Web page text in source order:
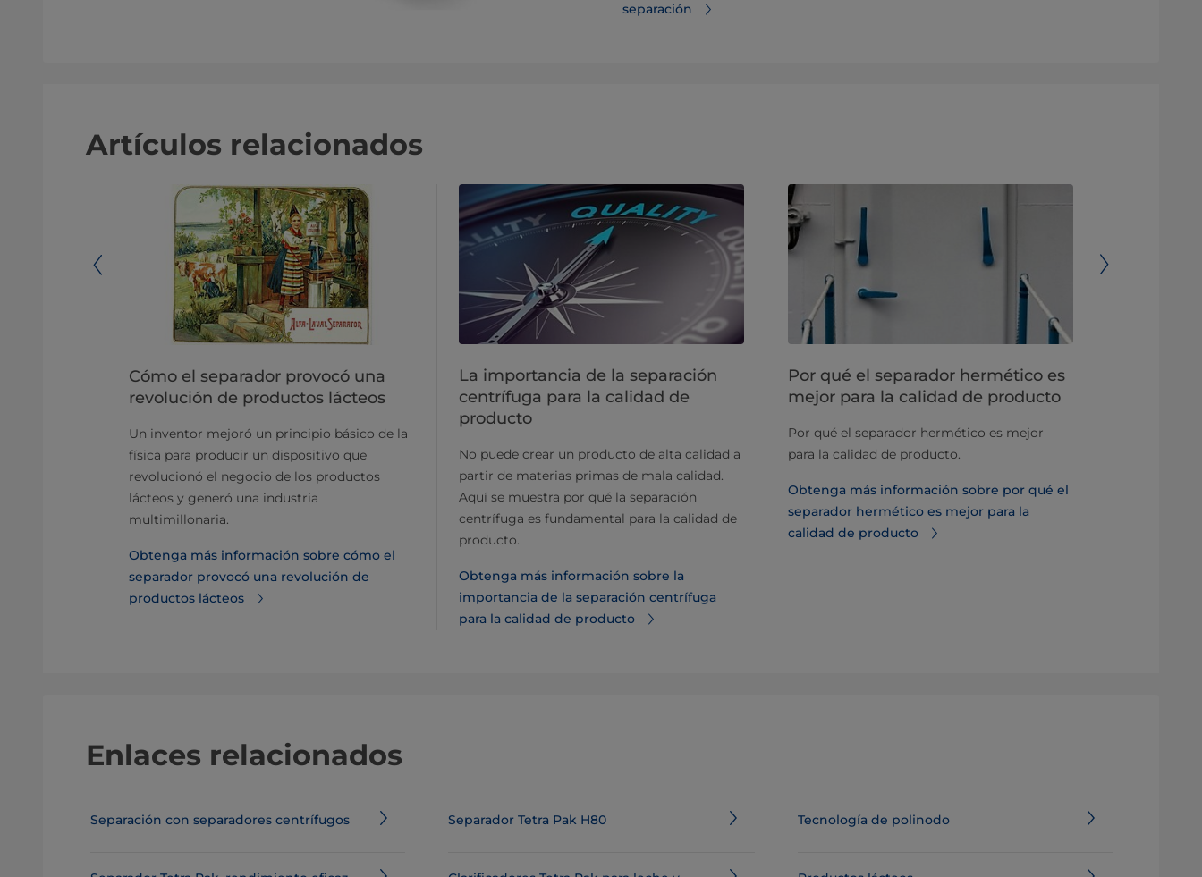
separación
Artículos relacionados
Cómo el separador provocó una
revolución de productos lácteos
Un inventor mejoró un principio básico de la
física para producir un dispositivo que
revolucionó el negocio de los productos
lácteos y generó una industria
multimillonaria.
Obtenga más información sobre cómo el
separador provocó una revolución de
productos lácteos
La importancia de la separación
centrífuga para la calidad de
producto
No puede crear un producto de alta calidad a
partir de materias primas de mala calidad.
Aquí se muestra por qué la separación
centrífuga es fundamental para la calidad de
producto.
Obtenga más información sobre la
importancia de la separación centrífuga
para la calidad de producto
Por qué el separador hermético es
mejor para la calidad de producto
Por qué el separador hermético es mejor
para la calidad de producto.
Obtenga más información sobre por qué el
separador hermético es mejor para la
calidad de producto
Enlaces relacionados
Separación con separadores centrífugos Separador Tetra Pak H80 Tecnología de polinodo